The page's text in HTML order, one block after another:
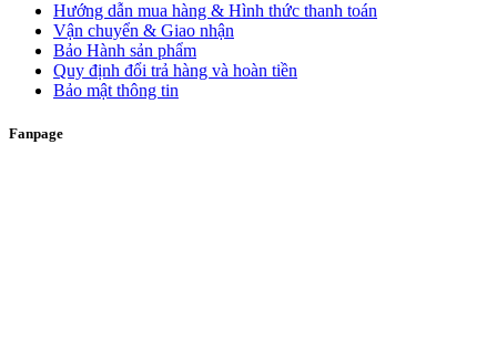
Hướng dẫn mua hàng & Hình thức thanh toán
Vận chuyển & Giao nhận
Bảo Hành sản phẩm
Quy định đổi trả hàng và hoàn tiền
Bảo mật thông tin
Fanpage